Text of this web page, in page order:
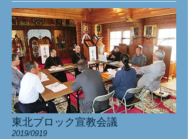
東北ブロック宣教会議
2019/0919